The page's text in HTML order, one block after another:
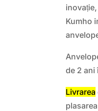
Kumho
de 2 ani
Livrarea